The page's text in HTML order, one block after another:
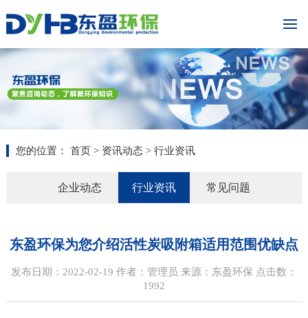
您的位置： 首页> 资讯动态> 行业资讯
企业动态 行业资讯 常见问题
东盈环保为您介绍活性炭吸附箱适用范围优缺点
发布日期：2022-02-19 作者：管理员 来源：东盈环保 点击数：
1992